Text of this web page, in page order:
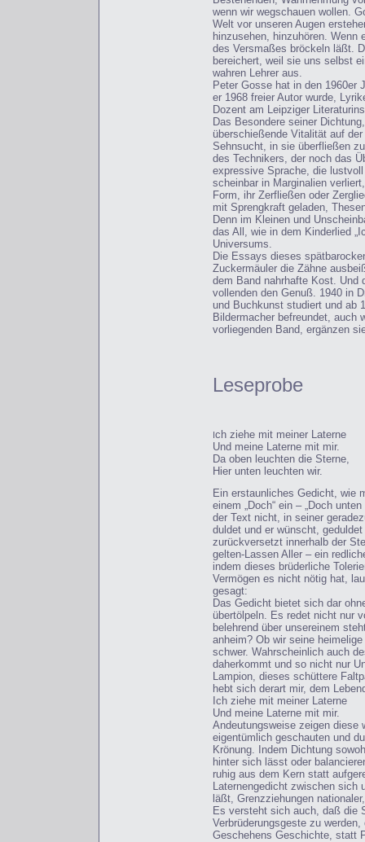
wenn wir wegschauen wollen.
Welt vor unseren Augen
hinzusehen, hinzuhören.
des Versmaßes bröckeln läßt.
bereichert, weil sie uns selbst
wahren Lehrer aus.
Peter Gosse hat in den 1960er
er 1968 freier Autor wurde,
Dozent am Leipziger
Das Besondere seiner
überschießende Vitalität auf
Sehnsucht, in sie überfließen
des Technikers, der noch das
expressive Sprache, die
scheinbar in Marginalien
Form, ihr Zerfließen oder
mit Sprengkraft geladen,
Denn im Kleinen und
das All, wie in dem Kinderlied
Universums.
Die Essays dieses
Zuckermäuler die Zähne
dem Band nahrhafte Kost. Und
vollenden den Genuß. 1940 in
und Buchkunst studiert und ab
Bildermacher befreundet, auch
vorliegenden Band, ergänzen
Leseprobe
Ich ziehe mit meiner Laterne
Und meine Laterne mit mir.
Da oben leuchten die Sterne,
Hier unten leuchten wir.
Ein erstaunliches Gedicht, wie
einem „Doch“ ein – „Doch
der Text nicht, in seiner
duldet und er wünscht,
zurückversetzt innerhalb der
gelten-Lassen Aller – ein
indem dieses brüderliche
Vermögen es nicht nötig hat,
gesagt:
Das Gedicht bietet sich dar
übertölpeln. Es redet nicht nur
belehrend über unsereinem
anheim? Ob wir seine
schwer. Wahrscheinlich auch
daherkommt und so nicht nur
Lampion, dieses schüttere
hebt sich derart mir, dem
Ich ziehe mit meiner Laterne
Und meine Laterne mit mir.
Andeutungsweise zeigen diese
eigentümlich geschauten und
Krönung. Indem Dichtung
hinter sich lässt oder
ruhig aus dem Kern statt
Laternengedicht zwischen sich
läßt, Grenzziehungen
Es versteht sich auch, daß die
Verbrüderungsgeste zu
Geschehens Geschichte, statt